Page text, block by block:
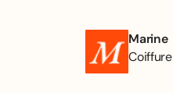
Marine
Coiffure